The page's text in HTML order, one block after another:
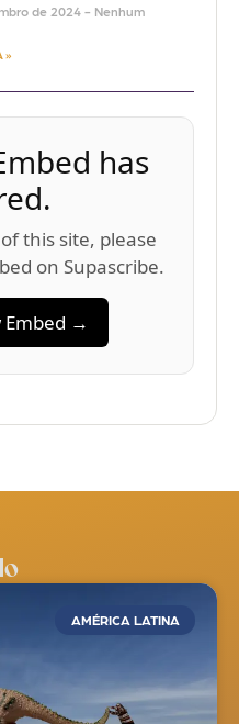
de 2024
Nenhum
»
has
this site, please
on Supascribe.
Embed →
AMÉRICA LATINA